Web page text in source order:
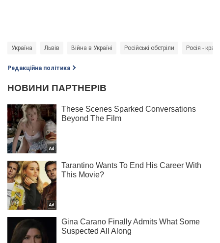
Україна Львів Війна в Україні Російські обстріли Росія -
Редакційна політика